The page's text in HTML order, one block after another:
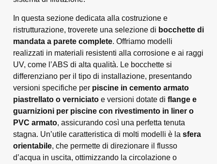
In questa sezione dedicata alla costruzione e
ristrutturazione, troverete una selezione di bocchette di
mandata a parete complete. Offriamo modelli
realizzati in materiali resistenti alla corrosione e ai raggi
UV, come l’ABS di alta qualità. Le bocchette si
differenziano per il tipo di installazione, presentando
versioni specifiche per piscine in cemento armato
piastrellato o verniciatoe versioni dotate di flange e
guarnizioni per piscine con rivestimento in liner o
PVC armato, assicurando così una perfetta tenuta
stagna. Un’utile caratteristica di molti modelli è la sfera
orientabile, che permette di direzionare il flusso
d’acqua in uscita, ottimizzando la circolazione o